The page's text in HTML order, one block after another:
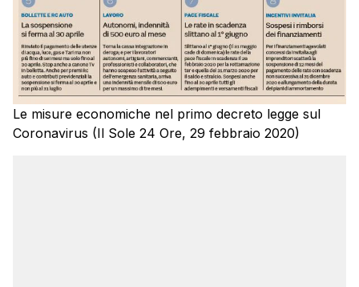
Le misure economiche nel primo decreto legge sul
Coronavirus (Il Sole 24 Ore, 29 febbraio 2020)